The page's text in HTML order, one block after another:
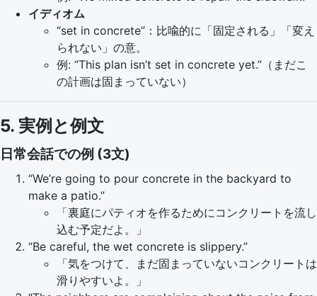
イディオム
“set in concrete”：比喩的に「固定される」「変え
られない」の意。
例: “This plan isn’t set in concrete yet.”（まだこ
の計画は固まっていない）
5. 実例と例文
日常会話での例 (3文)
“We’re going to pour concrete in the backyard to
make a patio.”
「裏庭にパティオを作るためにコンクリートを流し
込む予定だよ。」
“Be careful, the wet concrete is slippery.”
「気をつけて、まだ固まっていないコンクリートは
滑りやすいよ。」